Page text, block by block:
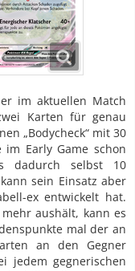
im aktuellen Match
Karten für genau
„Bodycheck“ mit 30
Early Game schon
dadurch selbst 10
sein Einsatz aber
ex entwickelt hat.
aushält, kann es
mal der an
an den Gegner
jedem gegnerischen